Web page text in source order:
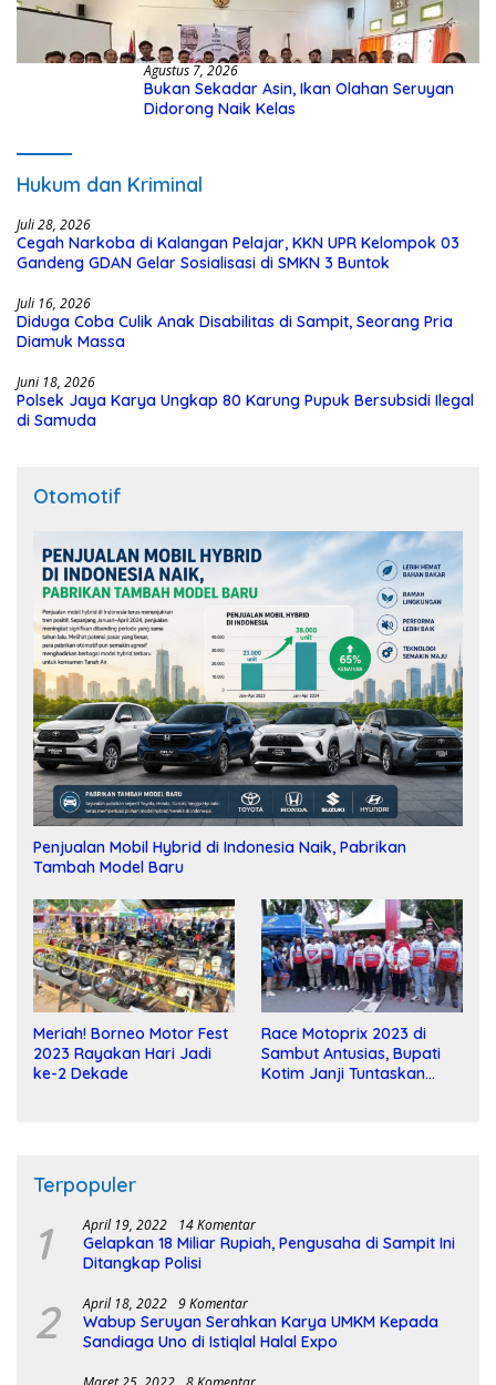
Agustus 7, 2026
Bukan Sekadar Asin, Ikan Olahan Seruyan
Didorong Naik Kelas
Hukum dan Kriminal
Juli 28, 2026
Cegah Narkoba di Kalangan Pelajar, KKN UPR Kelompok 03
Gandeng GDAN Gelar Sosialisasi di SMKN 3 Buntok
Juli 16, 2026
Diduga Coba Culik Anak Disabilitas di Sampit, Seorang Pria
Diamuk Massa
Juni 18, 2026
Polsek Jaya Karya Ungkap 80 Karung Pupuk Bersubsidi Ilegal
di Samuda
Otomotif
Penjualan Mobil Hybrid di Indonesia Naik, Pabrikan
Tambah Model Baru
Meriah! Borneo Motor Fest
2023 Rayakan Hari Jadi
ke-2 Dekade
Race Motoprix 2023 di
Sambut Antusias, Bupati
Kotim Janji Tuntaskan
Terpopuler
1 April 19, 2022 14 Komentar
Gelapkan 18 Miliar Rupiah, Pengusaha di Sampit Ini
Ditangkap Polisi
2 April 18, 2022 9 Komentar
Wabup Seruyan Serahkan Karya UMKM Kepada
Sandiaga Uno di Istiqlal Halal Expo